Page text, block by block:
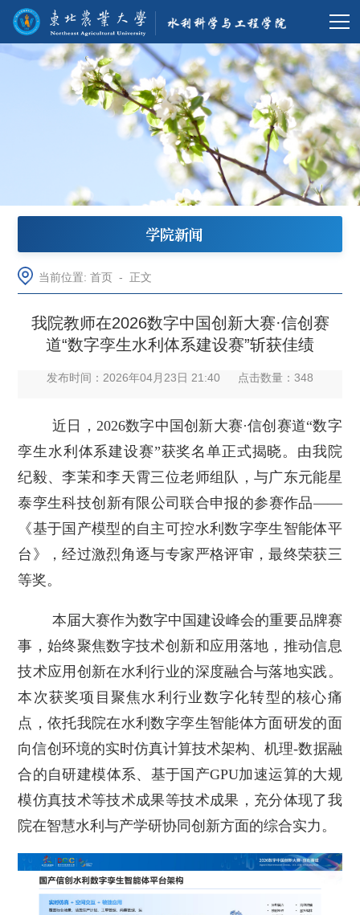
学院新闻
当前位置:首页 - 正文
我院教师在2026数字中国创新大赛·信创赛
道“数字孪生水利体系建设赛”斩获佳绩
发布时间：2026年04月23日 21:40 点击数量： 348
近日，2026数字中国创新大赛·信创赛道“数字
孪生水利体系建设赛”获奖名单正式揭晓。由我院
纪毅、李茉和李天霄三位老师组队，与广东元能星
泰孪生科技创新有限公司联合申报的参赛作品——
《基于国产模型的自主可控水利数字孪生智能体平
台》，经过激烈角逐与专家严格评审，最终荣获三
等奖。
本届大赛作为数字中国建设峰会的重要品牌赛
事，始终聚焦数字技术创新和应用落地，推动信息
技术应用创新在水利行业的深度融合与落地实践。
本次获奖项目聚焦水利行业数字化转型的核心痛
点，依托我院在水利数字孪生智能体方面研发的面
向信创环境的实时仿真计算技术架构、机理-数据融
合的自研建模体系、基于国产GPU加速运算的大规
模仿真技术等技术成果等技术成果，充分体现了我
院在智慧水利与产学研协同创新方面的综合实力。